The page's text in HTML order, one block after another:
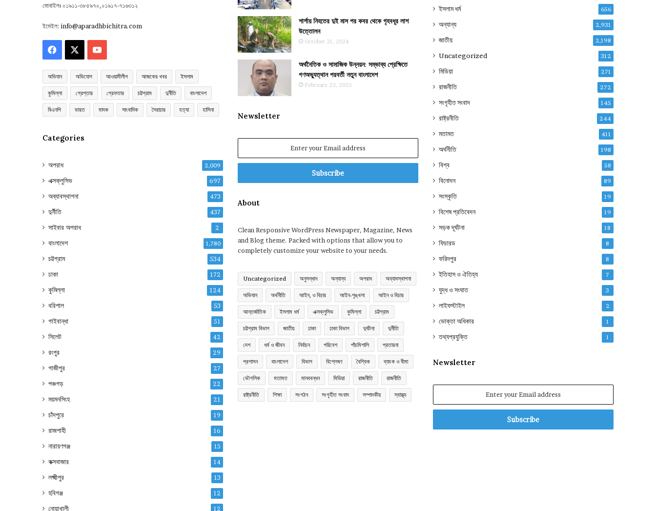
মোবাইলঃ ০১৯১১-৩৮৫৯৭০,০১৯১৭-৭১৬৩১২
ইমেইল:info@aparadhbichitra.com
Facebook YouTube
অভিযান অভিযোগ আওয়ামীলীগ আজকের খবর ইসলাম
কুমিল্লা গ্রেপ্তার গ্রেফতার চট্টগ্রাম দুর্নীতি বাংলাদেশ
বিএনপি ভারত মাদক সাংবাদিক সৈরাচার হত্যা হাসিনা
Categories
অপরাধ 2,009
এক্সক্লুসিভ 697
অব্যাবস্থাপনা 473
দুর্নীতি 437
সাইবার অপরাধ 2
বাংলাদেশ 1,780
চট্টগ্রাম 534
ঢাকা 172
কুমিল্লা 124
বরিশাল 53
গাইবান্ধা 51
সিলেট 42
রংপুর 29
গাজীপুর 27
পঞ্চগড় 22
ময়মনসিংহ 21
চাঁদপুরে 19
রাজশাহী 16
নারায়ণগঞ্জ 15
কক্সবাজার 14
লক্ষ্মীপুর 13
হবিগঞ্জ 12
নোয়াখালী 12
শার্শায় নিহতের দুই মাস পর কবর থেকে গৃহবধূর লাশ
উত্তোলন
October 31, 2024
অর্থনৈতিক ও সামাজিক উন্নয়ন: সম্ভাব্য প্রেক্ষিতে
গণঅভ্যুত্থান পরবর্তী নতুন বাংলাদেশ
February 23, 2025
Newsletter
Email
About
Clean Responsive WordPress Newspaper, Magazine, News
and Blog theme. Packed with options that allow you to
completely customize your website to your needs.
Uncategorized অনুসন্ধান অন্যান্য অপরাধ অব্যাবস্থাপনা
অভিযান অর্থনীতি আইন, ও বিচার আইন-শৃঙ্খলা আইন ও বিচার
আন্তর্জাতিক ইসলাম ধর্ম এক্সক্লুসিভ কুমিল্লা চট্টগ্রাম
চট্টগ্রাম বিভাগ জাতীয় ঢাকা ঢাকা বিভাগ দুর্ঘটনা দুর্নীতি
দেশ ধর্ম ও জীবন নির্বাচন পরিবেশ পাঁচমিশালি প্রতারনা
প্রশাসন বাংলাদেশ বিভাগ বিশ্লেষণ বৈশ্বিক ব্যাংক ও বীমা
ভৌগলিক মতামত মানববন্ধন মিডিয়া রাজনীতি রাজনীতি
রাষ্ট্রনীতি শিক্ষা সংগঠন সংগৃহীত সংবাদ সম্পাদকীয় স্বাস্থ্য
ইসলাম ধর্ম 656
অন্যান্য 2,931
জাতীয় 2,198
Uncategorized 312
মিডিয়া 271
রাজনীতি 272
সংগৃহীত সংবাদ 145
রাষ্ট্রনীতি 244
মতামত 411
অর্থনীতি 198
বিশ্ব 58
বিনোদন 89
সংস্কৃতি 19
বিশেষ প্রতিবেদন 19
সড়ক দূর্ঘটনা 18
ফিচারড 8
ফরিদপুর 8
ইতিহাস ও ঐতিহ্য 7
যুদ্ধ ও সংঘাত 3
লাইফস্টাইল 2
ভোক্তা অধিকার 1
তথ্যপ্রযুক্তি 1
Newsletter
Email